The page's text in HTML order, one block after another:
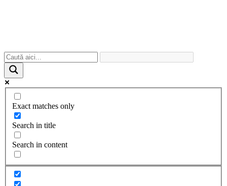
Exact matches only
Search in title
Search in content